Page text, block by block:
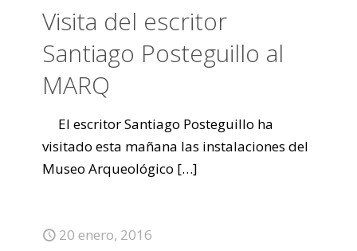
Visita del escritor
Santiago Posteguillo al
MARQ
El escritor Santiago Posteguillo ha
visitado esta mañana las instalaciones del
Museo Arqueológico […]
20 enero, 2016